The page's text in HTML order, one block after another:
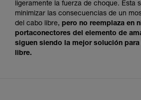
ligeramente la fuerza de choque. Esta
minimizar las consecuencias de un
del cabo libre, pero no reemplaza en
portaconectores del elemento de
siguen siendo la mejor solución
libre.